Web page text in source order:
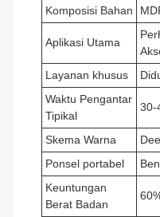
Komposisi Bahan
Aplikasi Utama
Layanan khusus
Waktu Pengantar
Tipikal
30-
Skema Warna
Ponsel portabel
Keuntungan
Berat Badan